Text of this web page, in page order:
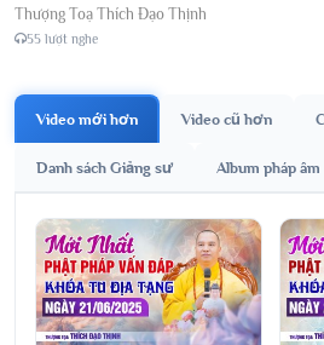
Thượng Toạ Thích Đạo Thịnh
55 lượt nghe
Video mới hơn Video cũ hơn
Danh sách Giảng sư Album pháp âm